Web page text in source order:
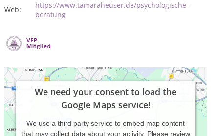
Web:
https://www.tamaraheuser.de/psychologische-
beratung
We need your consent to load the
Google Maps service!
We use a third party service to embed map content
that may collect data about your activity. Please review